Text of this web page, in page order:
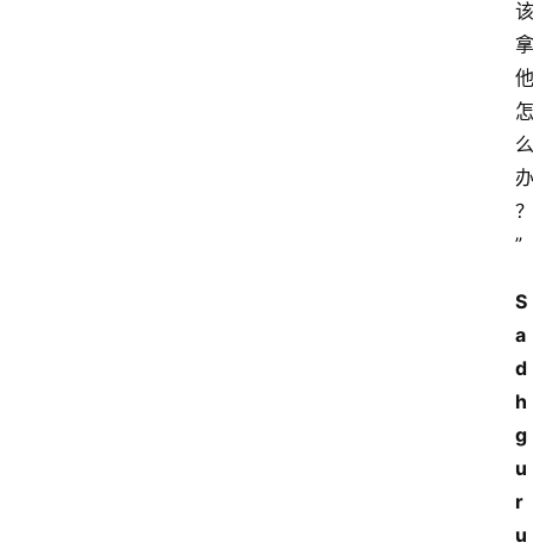
该
拿
他
怎
么
办
？
”
S
a
d
h
g
u
r
u